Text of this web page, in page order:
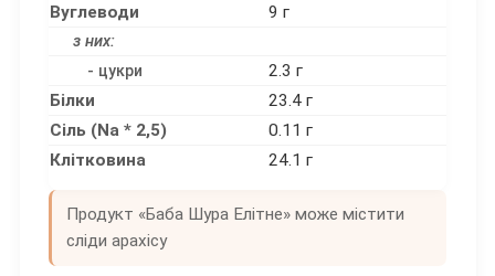
Вуглеводи
9 г
з них:
- цукри
2.3 г
Білки
23.4 г
Сіль (Na * 2,5)
0.11 г
Клітковина
24.1 г
Продукт «Баба Шура Елітне» може містити
сліди арахісу